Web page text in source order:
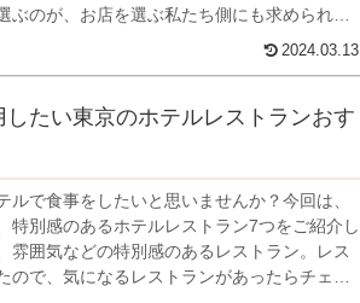
のが、お店を選ぶ私たち側にも求められま
2024.03.13
たい東京のホテルレストランおす
で食事をしたいと思いませんか？今回は、
特別感のあるホテルレストラン7つをご紹介し
雰囲気などの特別感のあるレストラン。レス
ので、気になるレストランがあったらチェッ